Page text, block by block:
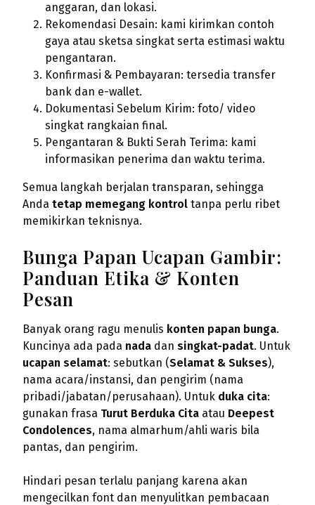
anggaran, dan lokasi.
Rekomendasi Desain: kami kirimkan contoh
gaya atau sketsa singkat serta estimasi waktu
pengantaran.
Konfirmasi & Pembayaran: tersedia transfer
bank dan e-wallet.
Dokumentasi Sebelum Kirim: foto/ video
singkat rangkaian final.
Pengantaran & Bukti Serah Terima: kami
informasikan penerima dan waktu terima.
Semua langkah berjalan transparan, sehingga
Anda tetap memegang kontrol tanpa perlu ribet
memikirkan teknisnya.
Bunga Papan Ucapan Gambir:
Panduan Etika & Konten
Pesan
Banyak orang ragu menulis konten papan bunga.
Kuncinya ada pada nada dan singkat-padat. Untuk
ucapan selamat: sebutkan (Selamat & Sukses),
nama acara/instansi, dan pengirim (nama
pribadi/jabatan/perusahaan). Untuk duka cita:
gunakan frasa Turut Berduka Cita atau Deepest
Condolences, nama almarhum/ahli waris bila
pantas, dan pengirim.
Hindari pesan terlalu panjang karena akan
mengecilkan font dan menyulitkan pembacaan